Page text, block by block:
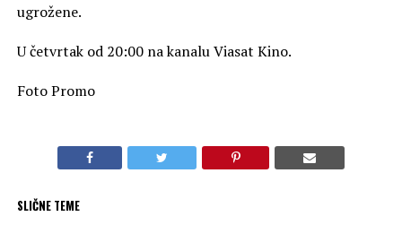
ugrožene.
U četvrtak od 20:00 na kanalu Viasat Kino.
Foto Promo
SLIČNE TEME